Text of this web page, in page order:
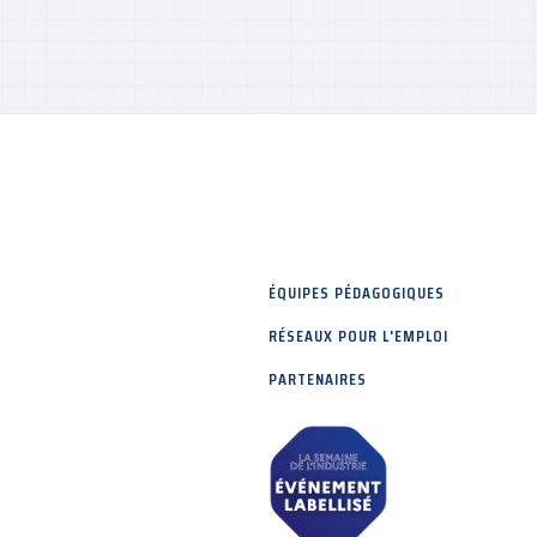
ÉQUIPES PÉDAGOGIQUES
RÉSEAUX POUR L'EMPLOI
PARTENAIRES